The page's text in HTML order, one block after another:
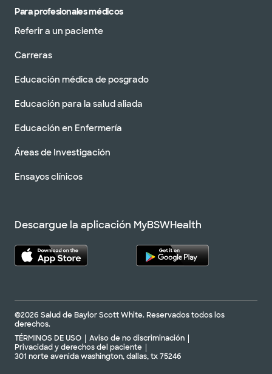
Para profesionales médicos
Referir a un paciente
Carreras
Educación médica de posgrado
Educación para la salud aliada
Educación en Enfermería
Áreas de Investigación
Ensayos clínicos
Descargue la aplicación MyBSWHealth
©2026 Salud de Baylor Scott White. Reservados todos los
derechos.
TÉRMINOS DE USO
Aviso de no discriminación
Privacidad y derechos del paciente
301 norte avenida washington, dallas, tx 75246